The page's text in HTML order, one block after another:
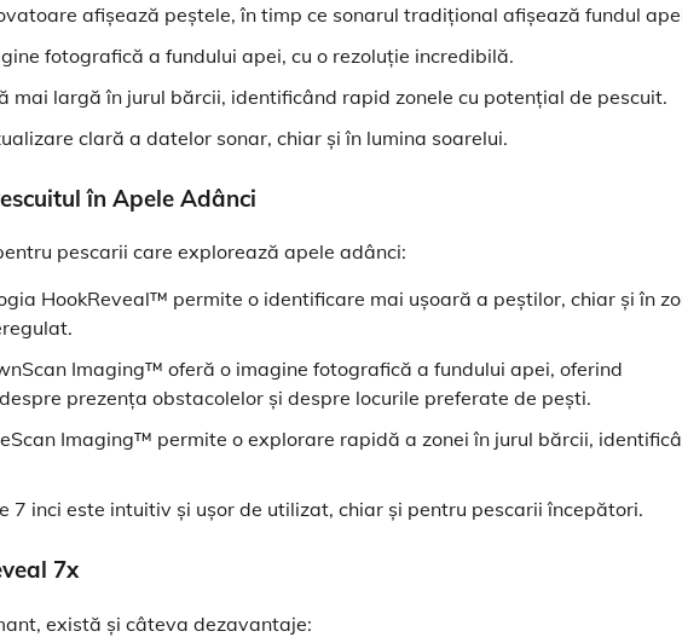
afișează peștele, în timp ce sonarul tradițional afișează fundul
fotografică a fundului apei, cu o rezoluție incredibilă.
mai largă în jurul bărcii, identificând rapid zonele cu potențial de pescuit.
clară a datelor sonar, chiar și în lumina soarelui.
în Apele Adânci
pescarii care explorează apele adânci:
HookReveal™ permite o identificare mai ușoară a peștilor, chiar și în
Imaging™ oferă o imagine fotografică a fundului apei, oferind
prezența obstacolelor și despre locurile preferate de pești.
Imaging™ permite o explorare rapidă a zonei în jurul bărcii,
7 inci este intuitiv și ușor de utilizat, chiar și pentru pescarii începători.
7x
există și câteva dezavantaje: